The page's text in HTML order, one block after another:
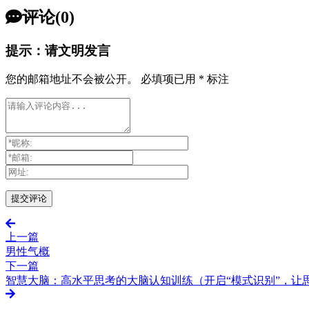
评论(0)
提示：请文明发言
您的邮箱地址不会被公开。 必填项已用 * 标注
上一篇
男性气概
下一篇
智慧大脑：高水平思考的大脑认知训练（开启“模式识别”，让